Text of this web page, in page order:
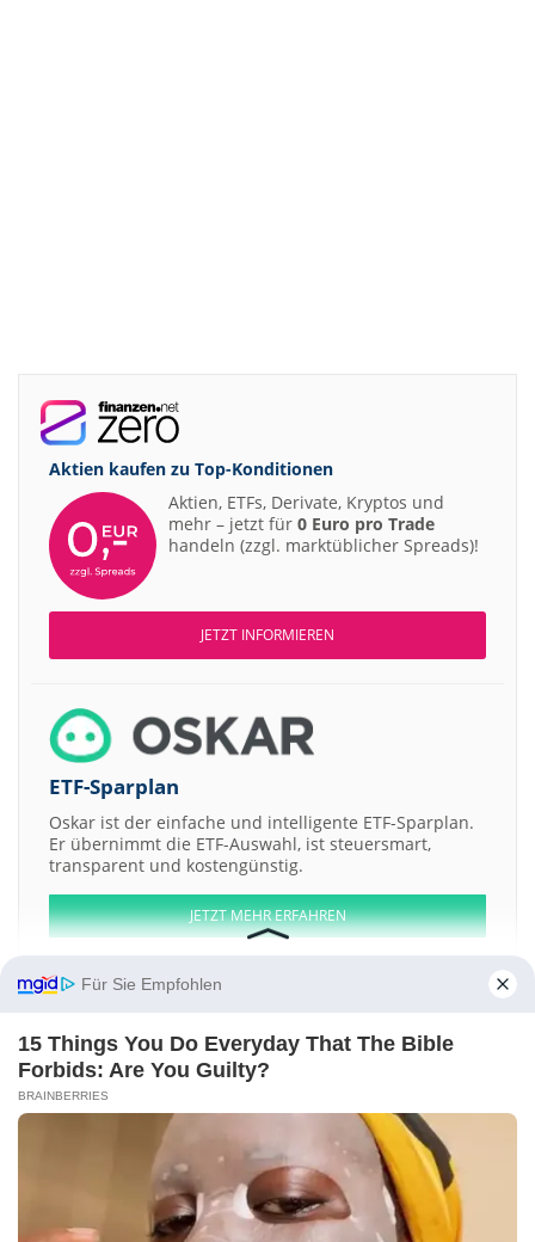
Aktien kaufen zu Top-Konditionen
Aktien, ETFs, Derivate, Kryptos und
mehr – jetzt für 0 Euro pro Trade
handeln (zzgl. marktüblicher Spreads)!
JETZT INFORMIEREN
ETF-Sparplan
Oskar ist der einfache und intelligente ETF-Sparplan.
Er übernimmt die ETF-Auswahl, ist steuersmart,
transparent und kostengünstig.
JETZT MEHR ERFAHREN
Aktien ATX DAX EuroStoxx 50 Dow Jones NASDAQ 100 Nikkei 225
S&P 500
HANWHA LIFE INSURANCE
Spectrum Brands Albena AD Lead&Zink
Complex JSC Santander UK
-Impressum- Werbung-Barrierefreiheit
Sitemap- Datenschutz-Disclaimer -AGB- Privatsphäre-Einstellungen
Für Sie Empfohlen
15 Things You Do Everyday That The Bible
Forbids: Are You Guilty?
BRAINBERRIES